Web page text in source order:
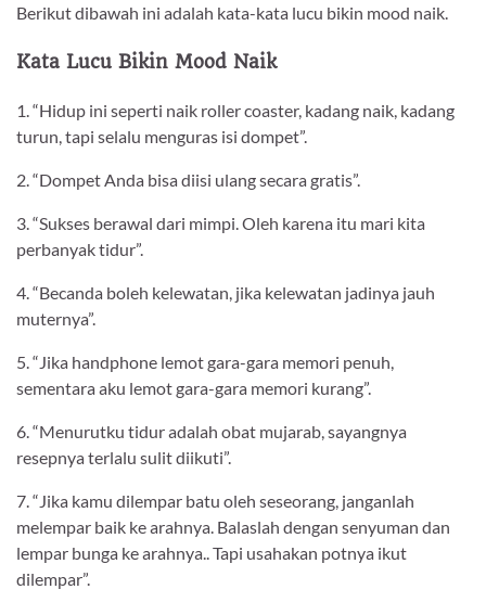
Berikut dibawah ini adalah kata-kata lucu bikin mood naik.
Kata Lucu Bikin Mood Naik
1. “Hidup ini seperti naik roller coaster, kadang naik, kadang
turun, tapi selalu menguras isi dompet”.
2. “Dompet Anda bisa diisi ulang secara gratis”.
3. “Sukses berawal dari mimpi. Oleh karena itu mari kita
perbanyak tidur”.
4. “Becanda boleh kelewatan, jika kelewatan jadinya jauh
muternya”.
5. “Jika handphone lemot gara-gara memori penuh,
sementara aku lemot gara-gara memori kurang”.
6. “Menurutku tidur adalah obat mujarab, sayangnya
resepnya terlalu sulit diikuti”.
7. “Jika kamu dilempar batu oleh seseorang, janganlah
melempar baik ke arahnya. Balaslah dengan senyuman dan
lempar bunga ke arahnya.. Tapi usahakan potnya ikut
dilempar”.